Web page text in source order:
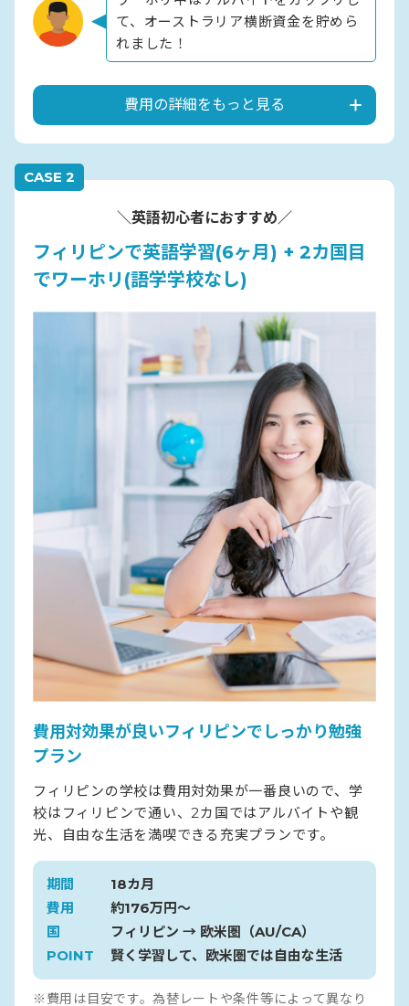
て、オーストラリア横断資金を貯めら
れました！
費用の詳細をもっと見る
CASE 2
＼英語初心者におすすめ／
フィリピンで英語学習(6ヶ月) + 2カ国目
でワーホリ(語学学校なし)
費用対効果が良いフィリピンでしっかり勉強
プラン
フィリピンの学校は費用対効果が一番良いので、学
校はフィリピンで通い、2カ国ではアルバイトや観
光、自由な生活を満喫できる充実プランです。
期間
18カ月
費用
約176万円〜
国
フィリピン → 欧米圏（AU/CA）
POINT
賢く学習して、欧米圏では自由な生活
※費用は目安です。為替レートや条件等によって異なり